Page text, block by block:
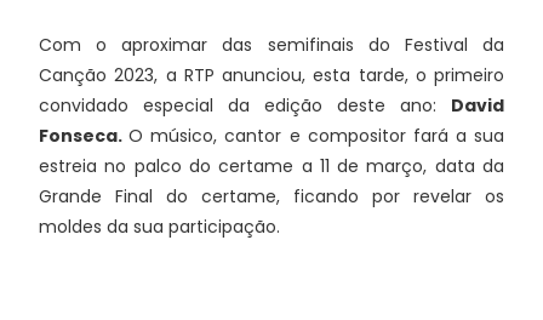
Com o aproximar das semifinais do Festival da
Canção 2023, a RTP anunciou, esta tarde, o primeiro
convidado especial da edição deste ano: David
Fonseca.O músico, cantor e compositor fará a sua
estreia no palco do certame a 11 de março, data da
Grande Final do certame, ficando por revelar os
moldes da sua participação.